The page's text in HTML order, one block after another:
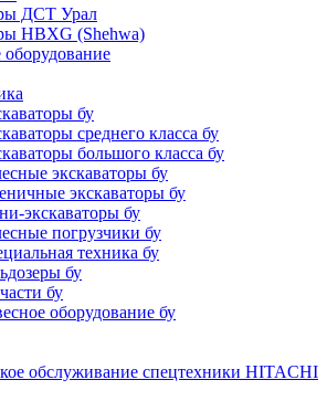
ДСТ Урал
HBXG (Shehwa)
бу
среднего класса бу
большого класса бу
экскаваторы бу
экскаваторы бу
экскаваторы бу
погрузчики бу
техника бу
бу
бу
оборудование бу
обслуживание спецтехники HITACHI